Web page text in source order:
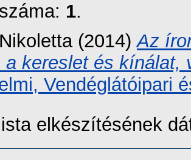
1.
(2014)Az
a kereslet és kínálat,
Vendéglátóipari
elkészítésének